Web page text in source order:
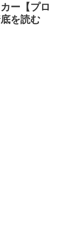
ー【プロ
を読む